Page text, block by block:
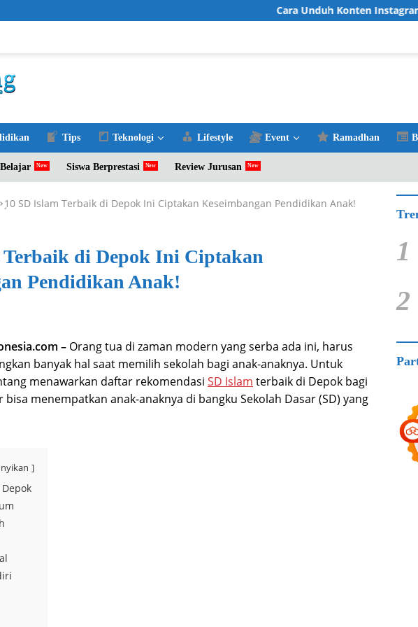
Cara Unduh Konten Instagram Favorit
Tips Teknologi Lifestyle Event Ramadhan
Siswa Berprestasi Review Jurusan
-10 SD Islam Terbaik di Depok Ini Ciptakan Keseimbangan Pendidikan Anak!
Terbaik di Depok Ini Ciptakan
Pendidikan Anak!
– Orang tua di zaman modern yang serba ada ini, harus
banyak hal saat memilih sekolah bagi anak-anaknya. Untuk
menawarkan daftar rekomendasi SD Islam terbaik di Depok bagi
menempatkan anak-anaknya di bangku Sekolah Dasar (SD) yang
1
2